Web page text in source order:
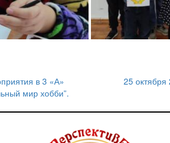
в 3 «А»
мир хобби”.
25